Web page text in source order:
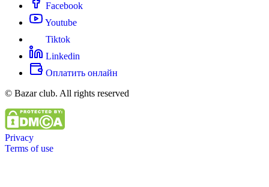
Facebook
Youtube
Tiktok
Linkedin
Оплатить онлайн
© Bazar club. All rights reserved
Privacy
Terms of use